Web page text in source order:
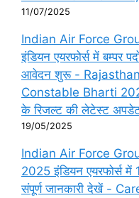
11/07/2025
Indian Air Force
इंडियन एयरफोर्स में बम्पर
आवेदन शुरू -
Constable Bharti 2025
के रिजल्ट की लेटेस्ट
19/05/2025
Indian Air Force
2025 इंडियन एयरफोर्स में
संपूर्ण जानकारी देखें -